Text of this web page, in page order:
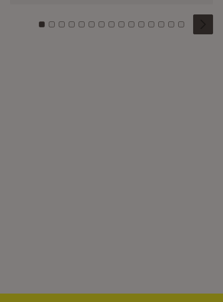
Zu Kachel: 0
Zu Kachel: 1
Zu Kachel: 2
Zu Kachel: 3
Zu Kachel: 4
Zu Kachel: 5
Zu Kachel: 6
Zu Kachel: 7
Zu Kachel: 8
Zu Kachel: 9
Zu Kachel: 10
Zu Kachel: 11
Zu Kachel: 12
Zu Kachel:
Zu